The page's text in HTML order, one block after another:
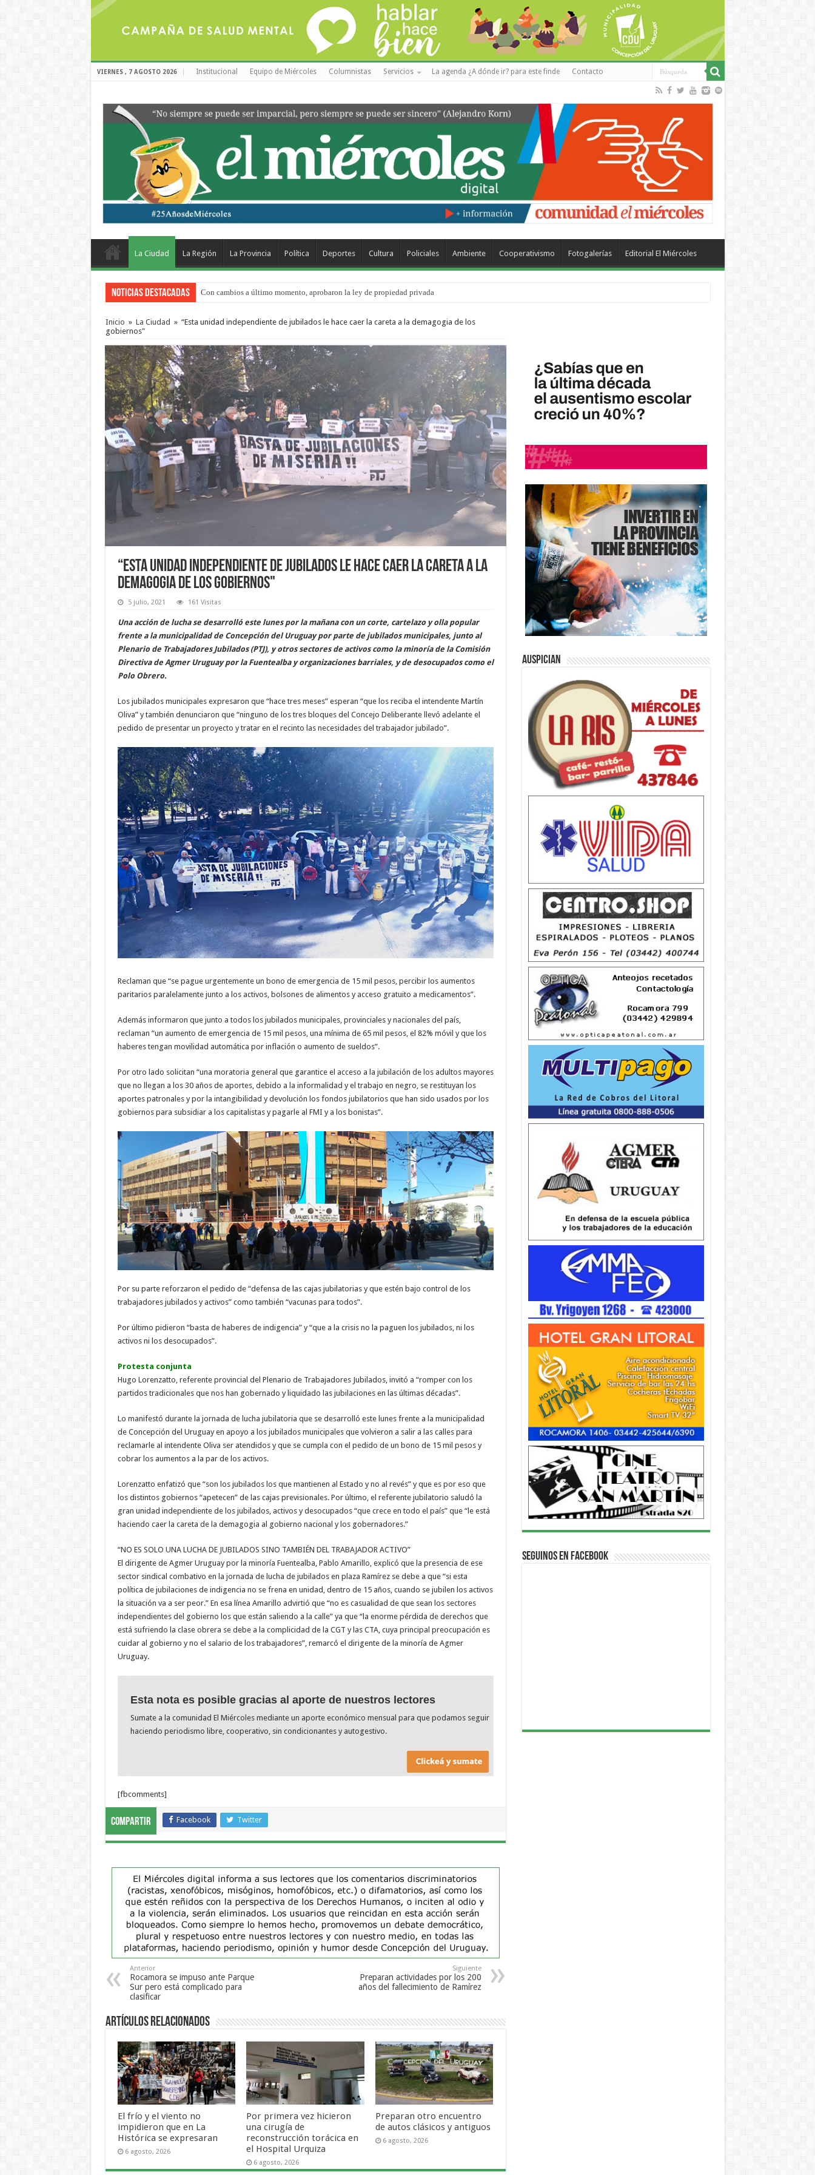
VIERNES , 7 AGOSTO 2026 Institucional Equipo de Miércoles Columnistas Servicios La agenda ¿A dónde ir? para este finde Contacto
La Ciudad La Región La Provincia Política Deportes Cultura Policiales Ambiente Cooperativismo Fotogalerías Editorial El Miércoles
Noticias Destacadas Con cambios a último momento, aprobaron la ley de propiedad privada
Del viernes 7 al domingo 9 de agosto: la agenda ¿A dónde ir? para este finde
Inicio » La Ciudad » “Esta unidad independiente de jubilados le hace caer la careta a la demagogia de los
gobiernos"
“Esta unidad independiente de jubilados le hace caer la careta a la
demagogia de los gobiernos"
5 julio, 2021 161 Visitas
Una acción de lucha se desarrolló este lunes por la mañana con un corte, cartelazo y olla popular
frente a la municipalidad de Concepción del Uruguay por parte de jubilados municipales, junto al
Plenario de Trabajadores Jubilados (PTJ), y otros sectores de activos como la minoría de la Comisión
Directiva de Agmer Uruguay por la Fuentealba y organizaciones barriales, y de desocupados como el
Polo Obrero.
Los jubilados municipales expresaron que “hace tres meses” esperan “que los reciba el intendente Martín
Oliva” y también denunciaron que “ninguno de los tres bloques del Concejo Deliberante llevó adelante el
pedido de presentar un proyecto y tratar en el recinto las necesidades del trabajador jubilado”.
Reclaman que “se pague urgentemente un bono de emergencia de 15 mil pesos, percibir los aumentos
paritarios paralelamente junto a los activos, bolsones de alimentos y acceso gratuito a medicamentos”.
Además informaron que junto a todos los jubilados municipales, provinciales y nacionales del país,
reclaman “un aumento de emergencia de 15 mil pesos, una mínima de 65 mil pesos, el 82% móvil y que los
haberes tengan movilidad automática por inflación o aumento de sueldos”.
Por otro lado solicitan “una moratoria general que garantice el acceso a la jubilación de los adultos mayores
que no llegan a los 30 años de aportes, debido a la informalidad y el trabajo en negro, se restituyan los
aportes patronales y por la intangibilidad y devolución los fondos jubilatorios que han sido usados por los
gobiernos para subsidiar a los capitalistas y pagarle al FMI y a los bonistas”.
Por su parte reforzaron el pedido de “defensa de las cajas jubilatorias y que estén bajo control de los
trabajadores jubilados y activos” como también “vacunas para todos”.
Por último pidieron “basta de haberes de indigencia” y “que a la crisis no la paguen los jubilados, ni los
activos ni los desocupados”.
Protesta conjunta
Hugo Lorenzatto, referente provincial del Plenario de Trabajadores Jubilados, invitó a “romper con los
partidos tradicionales que nos han gobernado y liquidado las jubilaciones en las últimas décadas”.
Lo manifestó durante la jornada de lucha jubilatoria que se desarrolló este lunes frente a la municipalidad
de Concepción del Uruguay en apoyo a los jubilados municipales que volvieron a salir a las calles para
reclamarle al intendente Oliva ser atendidos y que se cumpla con el pedido de un bono de 15 mil pesos y
cobrar los aumentos a la par de los activos.
Lorenzatto enfatizó que “son los jubilados los que mantienen al Estado y no al revés” y que es por eso que
los distintos gobiernos “apetecen” de las cajas previsionales. Por último, el referente jubilatorio saludó la
gran unidad independiente de los jubilados, activos y desocupados “que crece en todo el país” que “le está
haciendo caer la careta de la demagogia al gobierno nacional y los gobernadores.”
“NO ES SOLO UNA LUCHA DE JUBILADOS SINO TAMBIÉN DEL TRABAJADOR ACTIVO”
El dirigente de Agmer Uruguay por la minoría Fuentealba, Pablo Amarillo, explicó que la presencia de ese
sector sindical combativo en la jornada de lucha de jubilados en plaza Ramírez se debe a que “si esta
política de jubilaciones de indigencia no se frena en unidad, dentro de 15 años, cuando se jubilen los activos
la situación va a ser peor.” En esa línea Amarillo advirtió que “no es casualidad de que sean los sectores
independientes del gobierno los que están saliendo a la calle” ya que “la enorme pérdida de derechos que
está sufriendo la clase obrera se debe a la complicidad de la CGT y las CTA, cuya principal preocupación es
cuidar al gobierno y no el salario de los trabajadores”, remarcó el dirigente de la minoría de Agmer
Uruguay.
Esta nota es posible gracias al aporte de nuestros lectores
Sumate a la comunidad El Miércoles mediante un aporte económico mensual para que podamos seguir
haciendo periodismo libre, cooperativo, sin condicionantes y autogestivo.
[fbcomments]
Compartir Facebook Twitter
Anterior
Rocamora se impuso ante Parque
Sur pero está complicado para
clasificar
Siguiente
Preparan actividades por los 200
años del fallecimiento de Ramírez
Artículos Relacionados
El frío y el viento no
impidieron que en La
Histórica se expresaran
6 agosto, 2026
Por primera vez hicieron
una cirugía de
reconstrucción torácica en
el Hospital Urquiza
6 agosto, 2026
Preparan otro encuentro
de autos clásicos y antiguos
6 agosto, 2026
Auspician
Seguinos en Facebook